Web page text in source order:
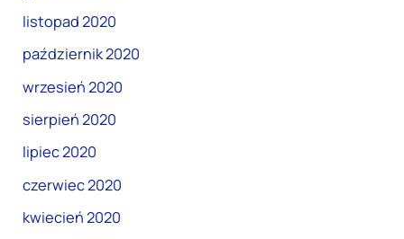
listopad 2020
październik 2020
wrzesień 2020
sierpień 2020
lipiec 2020
czerwiec 2020
kwiecień 2020